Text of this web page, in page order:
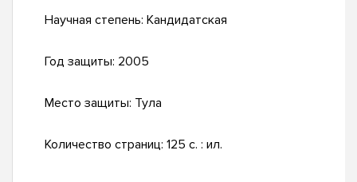
Научная степень: Кандидатская
Год защиты: 2005
Место защиты: Тула
Количество страниц: 125 с. : ил.